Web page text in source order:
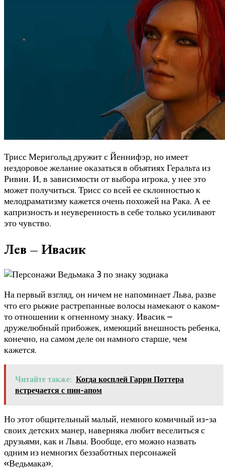
Трисс Меригольд дружит с Йеннифэр, но имеет
нездоровое желание оказаться в объятиях Геральта из
Ривии. И, в зависимости от выбора игрока, у нее это
может получиться. Трисс со всей ее склонностью к
мелодраматизму кажется очень похожей на Рака. А ее
капризность и неуверенность в себе только усиливают
это чувство.
Лев – Ивасик
На первый взгляд, он ничем не напоминает Льва, разве
что его рыжие растрепанные волосы намекают о каком-
то отношении к огненному знаку. Ивасик –
дружелюбный прибожек, имеющий внешность ребенка,
конечно, на самом деле он намного старше, чем
кажется.
Читайте также: Когда косплей Гарри Поттера
встречается с пин-апом
Но этот общительный малый, немного комичный из-за
своих детских манер, наверняка любит веселиться с
друзьями, как и Львы. Вообще, его можно назвать
одним из немногих беззаботных персонажей
«Ведьмака».